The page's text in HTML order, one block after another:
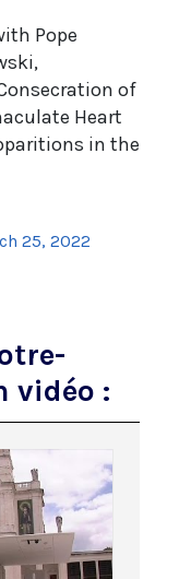
Pope
of
Heart
in the
25, 2022
vidéo :